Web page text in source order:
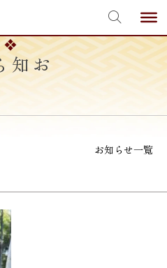
お知らせ一覧